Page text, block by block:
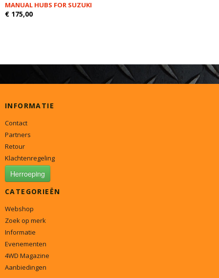
MANUAL HUBS FOR SUZUKI
€ 175,00
INFORMATIE
Contact
Partners
Retour
Klachtenregeling
Herroeping
CATEGORIEËN
Webshop
Zoek op merk
Informatie
Evenementen
4WD Magazine
Aanbiedingen